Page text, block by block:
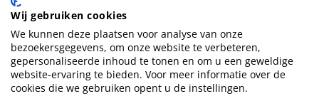
Huis van Compassie Vlietstraat 20b
6542 SL Nijmegen
zie Contact pagina
info@huisvancompassienijmegen.nl
NL80 TRIO 0391029460
Wij gebruiken cookies
We kunnen deze plaatsen voor analyse van onze
bezoekersgegevens, om onze website te verbeteren,
gepersonaliseerde inhoud te tonen en om u een geweldige
website-ervaring te bieden. Voor meer informatie over de
cookies die we gebruiken opent u de instellingen.